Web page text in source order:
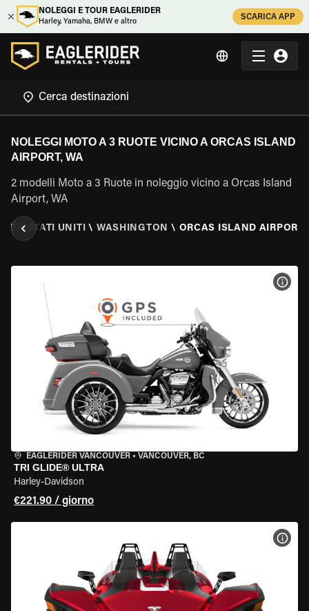
NOLEGGI E TOUR EAGLERIDER
Harley, Yamaha, BMW e altro
SCARICA APP
NOLEGGI MOTO A 3 RUOTE VICINO A ORCAS ISLAND
AIRPORT, WA
2 modelli Moto a 3 Ruote in noleggio vicino a Orcas Island
Airport, WA
\ STATI UNITI \ WASHINGTON \ ORCAS ISLAND AIRPORT,
EAGLERIDER VANCOUVER • VANCOUVER, BC
TRI GLIDE® ULTRA
Harley-Davidson
€221.90 / giorno